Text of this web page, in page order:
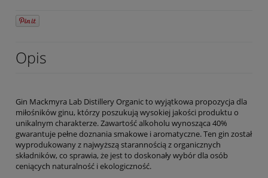
Opis
Gin Mackmyra Lab Distillery Organic to wyjątkowa propozycja dla
miłośników ginu, którzy poszukują wysokiej jakości produktu o
unikalnym charakterze. Zawartość alkoholu wynosząca 40%
gwarantuje pełne doznania smakowe i aromatyczne. Ten gin został
wyprodukowany z najwyższą starannością z organicznych
składników, co sprawia, że jest to doskonały wybór dla osób
ceniących naturalność i ekologiczność.